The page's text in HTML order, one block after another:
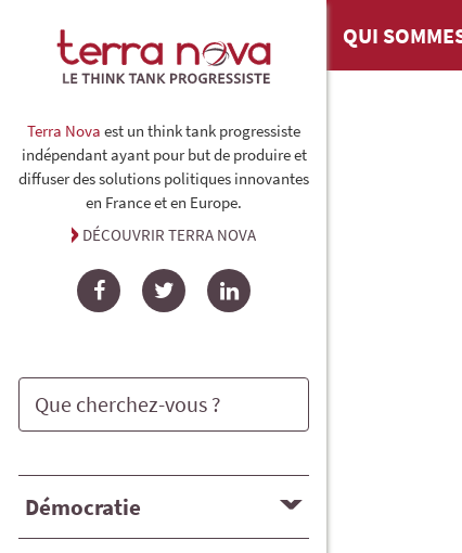
Terra Nova est un think tank progressiste
indépendant ayant pour but de produire et
diffuser des solutions politiques innovantes
en France et en Europe.
DÉCOUVRIR TERRA NOVA
FacebookTwitterLinkedIn
Démocratie
QUI